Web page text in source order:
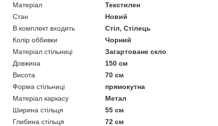
Матеріал
Текстилен
Стан
Новий
В комплект входить
Стіл, Стілець
Колір оббивки
Чорний
Матеріал стільниці
Загартоване скло
Довжина
150 см
Висота
70 см
Форма стільниці
прямокутна
Матеріал каркасу
Метал
Ширина стільця
55 см
Глибина стільця
72 см